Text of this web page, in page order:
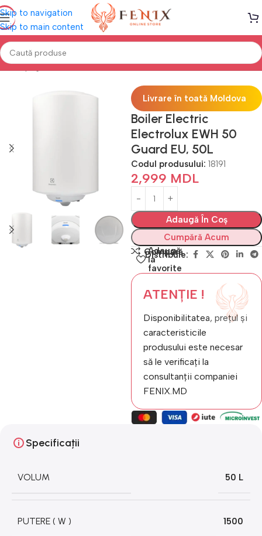
Skip to navigation
Skip to main content
Prima pagină Electrocasnice Boilere electrice
Livrare în toată Moldova
Boiler Electric
Electrolux EWH 50
Guard EU, 50L
Codul produsului: 18191
2,999 MDL
Adaugă În Coș
Cumpără Acum
Compară
Adaugă
la
favorite
Distribuie:
ATENȚIE !
Disponibilitatea, prețul și
caracteristicile
produsului este necesar
să le verificați la
consultanții companiei
FENIX.MD
Specificații
VOLUM 50 L
PUTERE ( W ) 1500